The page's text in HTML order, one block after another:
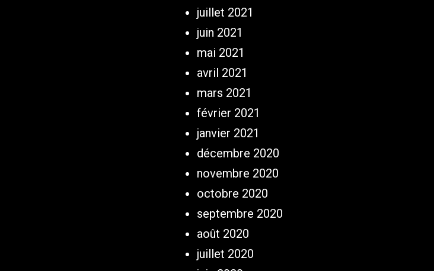
juillet 2021
juin 2021
mai 2021
avril 2021
mars 2021
février 2021
janvier 2021
décembre 2020
novembre 2020
octobre 2020
septembre 2020
août 2020
juillet 2020